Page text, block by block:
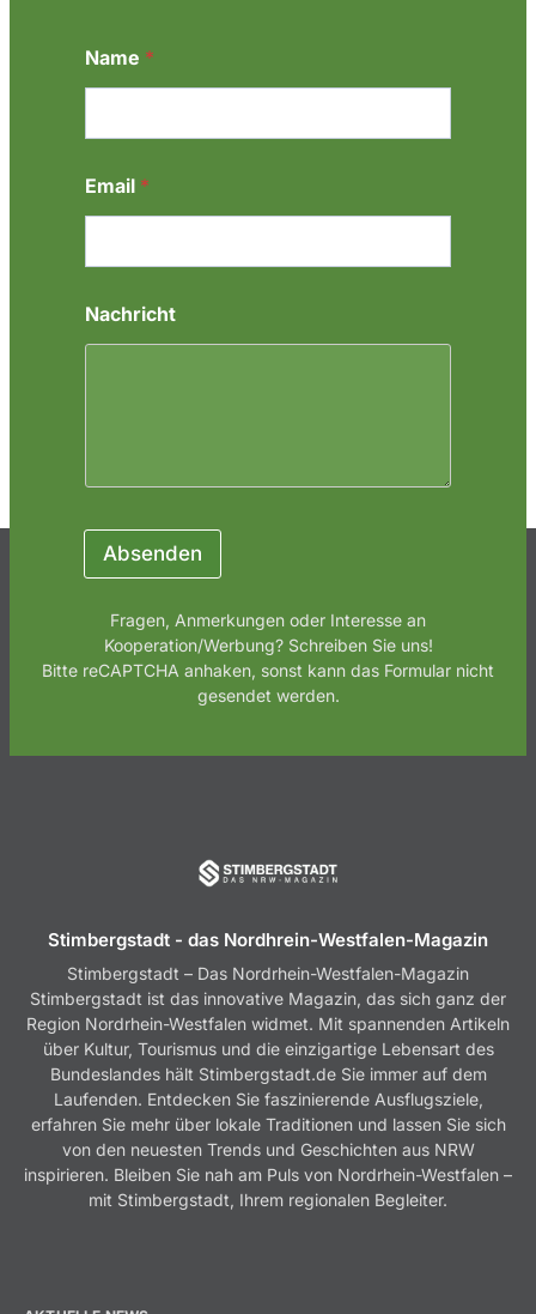
a
c
c
h
t
a
e
Name *
Email *
Nachricht
Absenden
Fragen, Anmerkungen oder Interesse an
Kooperation/Werbung? Schreiben Sie uns!
Bitte reCAPTCHA anhaken, sonst kann das Formular nicht
gesendet werden.
Stimbergstadt - das Nordhrein-Westfalen-Magazin
Stimbergstadt – Das Nordrhein-Westfalen-Magazin
Stimbergstadt ist das innovative Magazin, das sich ganz der
Region Nordrhein-Westfalen widmet. Mit spannenden Artikeln
über Kultur, Tourismus und die einzigartige Lebensart des
Bundeslandes hält Stimbergstadt.de Sie immer auf dem
Laufenden. Entdecken Sie faszinierende Ausflugsziele,
erfahren Sie mehr über lokale Traditionen und lassen Sie sich
von den neuesten Trends und Geschichten aus NRW
inspirieren. Bleiben Sie nah am Puls von Nordrhein-Westfalen –
mit Stimbergstadt, Ihrem regionalen Begleiter.